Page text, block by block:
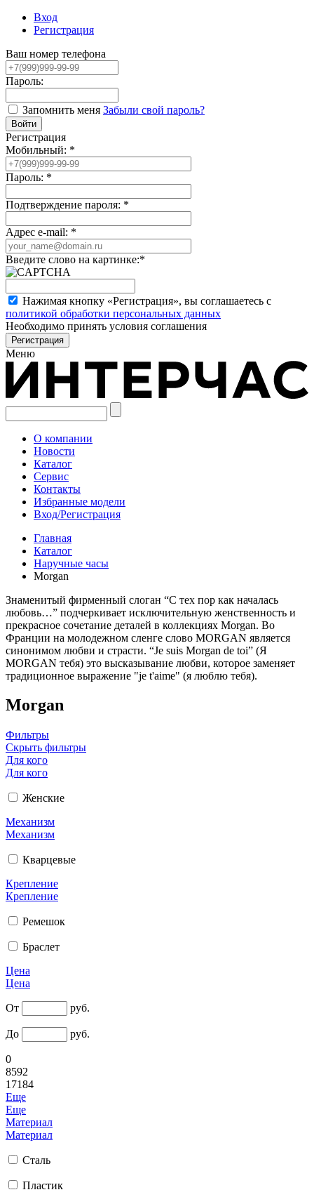
Вход
Регистрация
Ваш номер телефона
Пароль:
Запомнить меня Забыли свой пароль?
Регистрация
Мобильный: *
Пароль: *
Подтверждение пароля: *
Адрес e-mail: *
Введите слово на картинке:*
Нажимая кнопку «Регистрация», вы соглашаетесь с
политикой обработки персональных данных
Необходимо принять условия соглашения
Меню
О компании
Новости
Каталог
Сервис
Контакты
Избранные модели
Вход/Регистрация
Главная
Каталог
Наручные часы
Morgan
Знаменитый фирменный слоган “С тех пор как началась
любовь…” подчеркивает исключительную женственность и
прекрасное сочетание деталей в коллекциях Morgan. Во
Франции на молодежном сленге слово MORGAN является
синонимом любви и страсти. “Je suis Morgan de toi” (Я
MORGAN тебя) это высказывание любви, которое заменяет
традиционное выражение "je t'aime" (я люблю тебя).
Morgan
Фильтры
Скрыть фильтры
Для кого
Для кого
Женские
Механизм
Механизм
Кварцевые
Крепление
Крепление
Ремешок
Браслет
Цена
Цена
От руб.
До руб.
0
8592
17184
Еще
Еще
Материал
Материал
Сталь
Пластик